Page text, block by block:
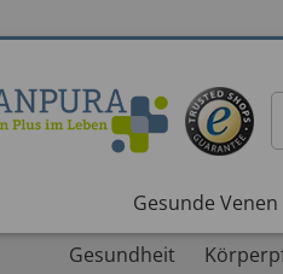
Gesunde
Gesundheit